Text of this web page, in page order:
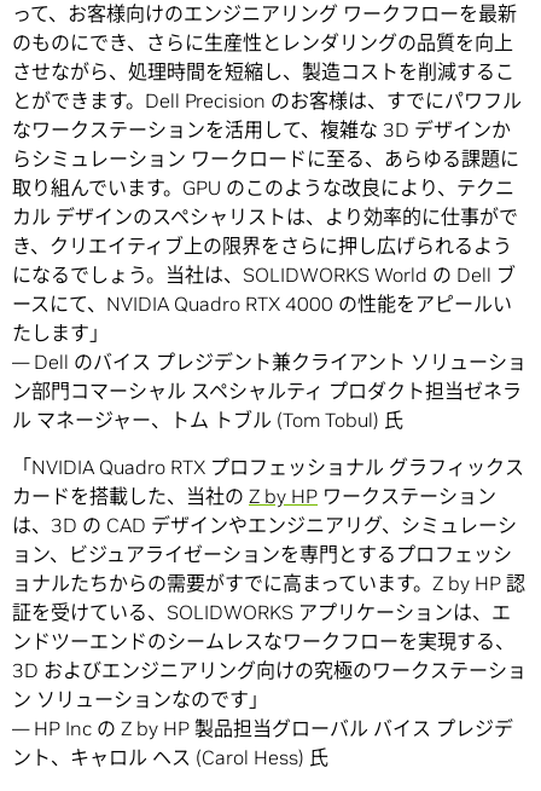
って、お客様向けのエンジニアリング ワークフローを最新
のものにでき、さらに生産性とレンダリングの品質を向上
させながら、処理時間を短縮し、製造コストを削減するこ
とができます。Dell Precision のお客様は、すでにパワフル
なワークステーションを活用して、複雑な 3D デザインか
らシミュレーション ワークロードに至る、あらゆる課題に
取り組んでいます。GPU のこのような改良により、テクニ
カル デザインのスペシャリストは、より効率的に仕事がで
き、クリエイティブ上の限界をさらに押し広げられるよう
になるでしょう。当社は、SOLIDWORKS World の Dell ブ
ースにて、NVIDIA Quadro RTX 4000 の性能をアピールい
たします」
― Dell のバイス プレジデント兼クライアント ソリューショ
ン部門コマーシャル スペシャルティ プロダクト担当ゼネラ
ル マネージャー、トム トブル (Tom Tobul) 氏
「NVIDIA Quadro RTX プロフェッショナル グラフィックス
カードを搭載した、当社の Z by HP ワークステーション
は、3D の CAD デザインやエンジニアリグ、シミュレーシ
ョン、ビジュアライゼーションを専門とするプロフェッシ
ョナルたちからの需要がすでに高まっています。Z by HP 認
証を受けている、SOLIDWORKS アプリケーションは、エ
ンドツーエンドのシームレスなワークフローを実現する、
3D およびエンジニアリング向けの究極のワークステーショ
ン ソリューションなのです」
― HP Inc の Z by HP 製品担当グローバル バイス プレジデ
ント、キャロル ヘス (Carol Hess) 氏